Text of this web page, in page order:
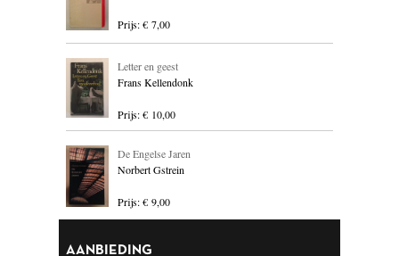
DONATEURS LITERAIR
NEDERLAND
DUITSLAND
ENGELAND
ENGELSTALIG
Prijs: € 7,00
Letter en geest
Frans Kellendonk
Prijs: € 10,00
De Engelse Jaren
Norbert Gstrein
Prijs: € 9,00
AANBIEDING